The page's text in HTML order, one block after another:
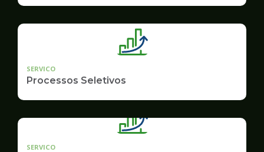
SERVICO
Processos Seletivos
SERVICO